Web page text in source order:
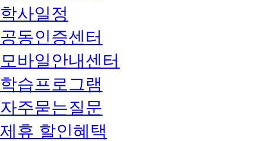
학사일정
공동인증센터
모바일안내센터
학습프로그램
자주묻는질문
제휴 할인혜택